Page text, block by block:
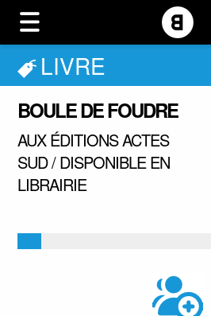
LIVRE
BOULE DE FOUDRE
AUX ÉDITIONS ACTES
SUD / DISPONIBLE EN
LIBRAIRIE